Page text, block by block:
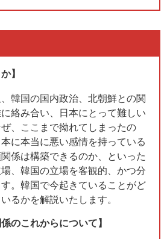
】
韓国の国内政治、北朝鮮との関
絡み合い、日本にとって難しい
、ここまで拗れてしまったの
に本当に悪い感情を持っている
係は構築できるのか、といった
、韓国の立場を客観的、かつ分
。韓国で今起きていることがど
るかを解説いたします。
のこれからについて】